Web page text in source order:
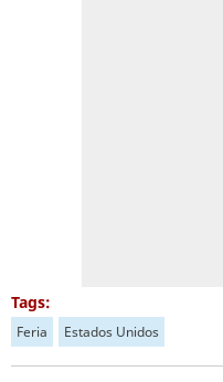
Tags:
Feria Estados Unidos